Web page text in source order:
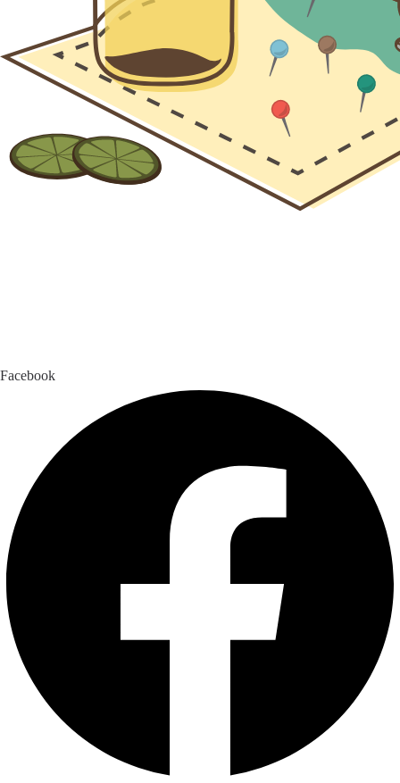
Facebook